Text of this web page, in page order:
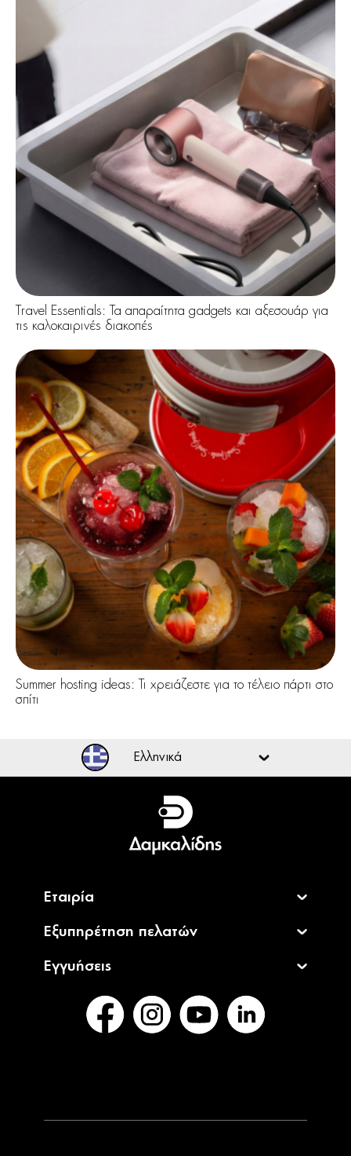
Travel Essentials: Τα απαραίτητα gadgets και αξεσουάρ για
τις καλοκαιρινές διακοπές
Summer hosting ideas: Τι χρειάζεστε για το τέλειο πάρτι στο
σπίτι
Ελληνικά
Ελληνικά
English
Εταιρία
Εξυπηρέτηση πελατών
Εγγυήσεις